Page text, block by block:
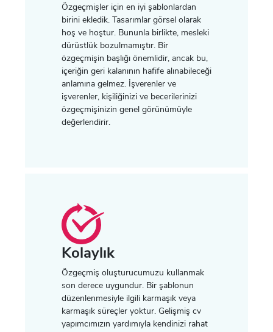
Özgeçmişler için en iyi şablonlardan
birini ekledik. Tasarımlar görsel olarak
hoş ve hoştur. Bununla birlikte, mesleki
dürüstlük bozulmamıştır. Bir
özgeçmişin başlığı önemlidir, ancak bu,
içeriğin geri kalanının hafife alınabileceği
anlamına gelmez. İşverenler ve
işverenler, kişiliğinizi ve becerilerinizi
özgeçmişinizin genel görünümüyle
değerlendirir.
Kolaylık
Özgeçmiş oluşturucumuzu kullanmak
son derece uygundur. Bir şablonun
düzenlenmesiyle ilgili karmaşık veya
karmaşık süreçler yoktur. Gelişmiş cv
yapımcımızın yardımıyla kendinizi rahat